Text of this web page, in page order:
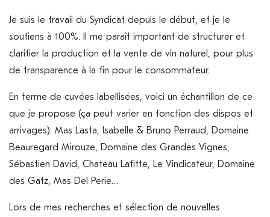
Je suis le travail du Syndicat depuis le début, et je le
soutiens à 100%. Il me paraît important de structurer et
clarifier la production et la vente de vin naturel, pour plus
de transparence à la fin pour le consommateur.
En terme de cuvées labellisées, voici un échantillon de ce
que je propose (ça peut varier en fonction des dispos et
arrivages): Mas Lasta, Isabelle & Bruno Perraud, Domaine
Beauregard Mirouze, Domaine des Grandes Vignes,
Sébastien David, Chateau Lafitte, Le Vindicateur, Domaine
des Gatz, Mas Del Perie…
Lors de mes recherches et sélection de nouvelles